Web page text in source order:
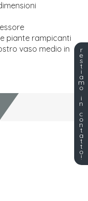
piante rampicanti
vaso medio in
r
e
s
t
i
a
m
o
i
n
c
o
n
t
a
t
t
o
!